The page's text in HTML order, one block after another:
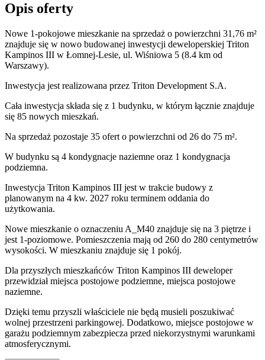
Opis oferty
Nowe 1-pokojowe mieszkanie na sprzedaż o powierzchni 31,76 m²
znajduje się w nowo budowanej inwestycji deweloperskiej Triton
Kampinos III w Łomnej-Lesie, ul. Wiśniowa 5 (8.4 km od
Warszawy).
Inwestycja jest realizowana przez Triton Development S.A.
Cała inwestycja składa się z 1 budynku, w którym łącznie znajduje
się 85 nowych mieszkań.
Na sprzedaż pozostaje 35 ofert o powierzchni od 26 do 75 m².
W budynku są 4 kondygnacje naziemne oraz 1 kondygnacja
podziemna.
Inwestycja Triton Kampinos III jest w trakcie budowy z
planowanym na 4 kw. 2027 roku terminem oddania do
użytkowania.
Nowe mieszkanie o oznaczeniu A_M40 znajduje się na 3 piętrze i
jest 1-poziomowe. Pomieszczenia mają od 260 do 280 centymetrów
wysokości. W mieszkaniu znajduje się 1 pokój.
Dla przyszłych mieszkańców Triton Kampinos III deweloper
przewidziałmiejsca postojowe podziemne, miejsca postojowe
naziemne.
Dzięki temu przyszli właściciele nie będą musieli poszukiwać
wolnej przestrzeni parkingowej. Dodatkowo, miejsce postojowe w
garażu podziemnym zabezpiecza przed niekorzystnymi warunkami
atmosferycznymi.